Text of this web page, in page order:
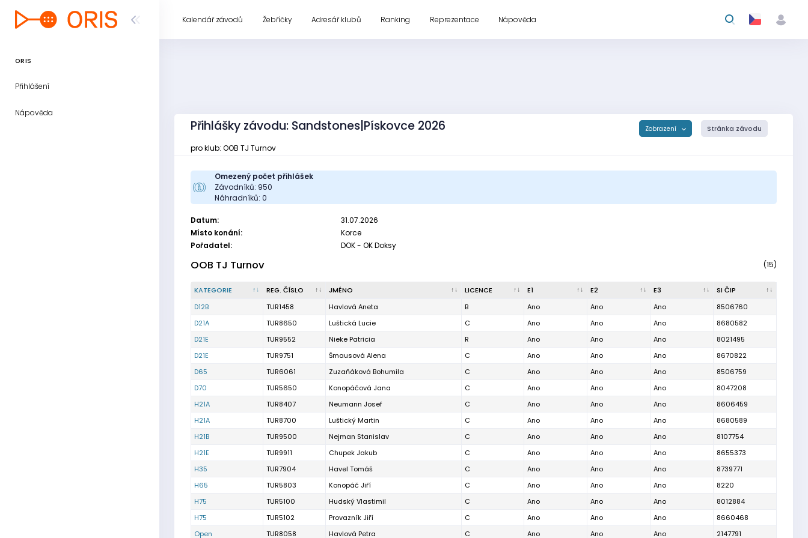
ORIS
Přihlášení
Nápověda
Kalendář závodů Žebříčky Adresář klubů Ranking Reprezentace Nápověda
Přihlášky závodu: Sandstones|Pískovce 2026 Zobrazení Stránka závodu
pro klub: OOB TJ Turnov
Omezený počet přihlášek
Závodníků: 950
Náhradníků: 0
Datum:
31.07.2026
Místo konání:
Korce
Pořadatel:
DOK - OK Doksy
OOB TJ Turnov (15)
KATEGORIE REG. ČÍSLO JMÉNO LICENCE E1 E2 E3
SI ČIP
D12B
TUR1458 Havlová Aneta B Ano Ano Ano
8506760
D21A
TUR8650 Luštická Lucie C Ano Ano Ano
8680582
D21E
TUR9552 Nieke Patricia R Ano Ano Ano
8021495
D21E
TUR9751 Šmausová Alena C Ano Ano Ano
8670822
D65
TUR6061 Zuzaňáková Bohumila C Ano Ano Ano
8506759
D70
TUR5650 Konopáčová Jana C Ano Ano Ano
8047208
H21A
TUR8407 Neumann Josef C Ano Ano Ano
8606459
H21A
TUR8700 Luštický Martin C Ano Ano Ano
8680589
H21B
TUR9500 Nejman Stanislav C Ano Ano Ano
8107754
H21E
TUR9911 Chupek Jakub C Ano Ano Ano
8655373
H35
TUR7904 Havel Tomáš C Ano Ano Ano
8739771
H65
TUR5803 Konopáč Jiří C Ano Ano Ano
8220
H75
TUR5100 Hudský Vlastimil C Ano Ano Ano
8012884
H75
TUR5102 Provazník Jiří C Ano Ano Ano
8660468
Open
TUR8058 Havlová Petra C Ano Ano Ano 2147791